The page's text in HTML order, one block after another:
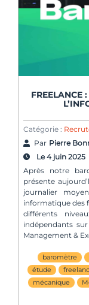
FREELANCE
Catégorie :
Par Pierre
Le 4 juin 2025
Après notre
présente
journalier
informatique des
différents
indépendants
Management &
baromètre
étude
mécanique